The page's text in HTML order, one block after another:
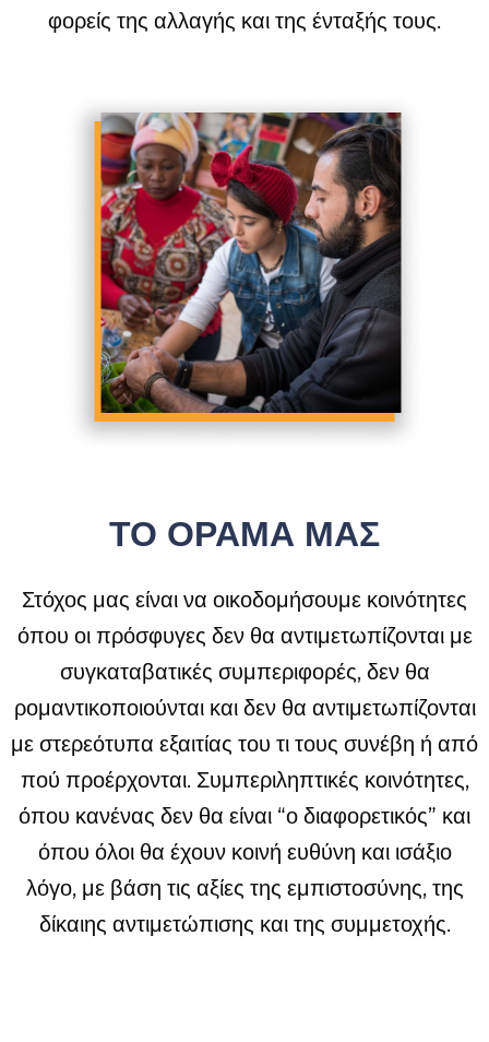
φορείς της αλλαγής και της ένταξής τους.
ΤΟ ΟΡΑΜΑ ΜΑΣ
Στόχος μας είναι να οικοδομήσουμε κοινότητες
όπου οι πρόσφυγες δεν θα αντιμετωπίζονται με
συγκαταβατικές συμπεριφορές, δεν θα
ρομαντικοποιούνται και δεν θα αντιμετωπίζονται
με στερεότυπα εξαιτίας του τι τους συνέβη ή από
πού προέρχονται. Συμπεριληπτικές κοινότητες,
όπου κανένας δεν θα είναι “ο διαφορετικός” και
όπου όλοι θα έχουν κοινή ευθύνη και ισάξιο
λόγο, με βάση τις αξίες της εμπιστοσύνης, της
δίκαιης αντιμετώπισης και της συμμετοχής.